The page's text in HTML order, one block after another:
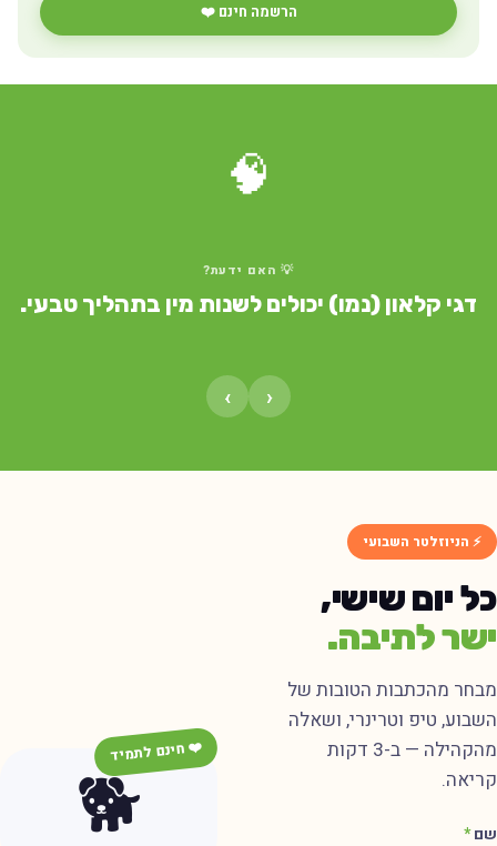
הרשמה חינם ❤️
🧠
💡 האם ידעת?
דגי קלאון (נמו) יכולים לשנות מין בתהליך טבעי.
⚡ הניוזלטר השבועי
יום שישי,
לתיבה.
מהכתבות הטובות של
טיפ וטרינרי, ושאלה
מהקהילה — ב-3 דקות
*
🐕
❤️ חינם לתמיד